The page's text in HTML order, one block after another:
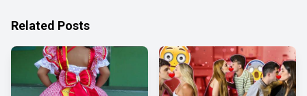
Related Posts